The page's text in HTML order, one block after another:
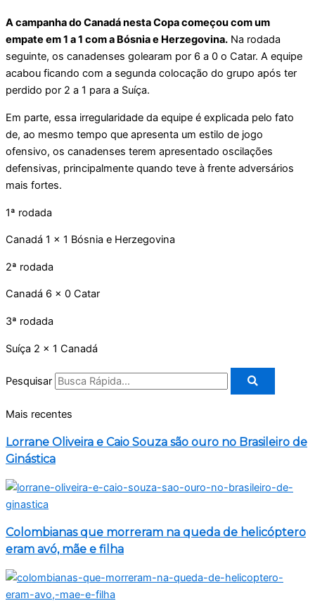
A campanha do Canadá nesta Copa começou com um
empate em 1 a 1 com a Bósnia e Herzegovina. Na rodada
seguinte, os canadenses golearam por 6 a 0 o Catar. A equipe
acabou ficando com a segunda colocação do grupo após ter
perdido por 2 a 1 para a Suíça.
Em parte, essa irregularidade da equipe é explicada pelo fato
de, ao mesmo tempo que apresenta um estilo de jogo
ofensivo, os canadenses terem apresentado oscilações
defensivas, principalmente quando teve à frente adversários
mais fortes.
1ª rodada
Canadá 1 x 1 Bósnia e Herzegovina
2ª rodada
Canadá 6 x 0 Catar
3ª rodada
Suíça 2 x 1 Canadá
Pesquisar
Mais recentes
Lorrane Oliveira e Caio Souza são ouro no Brasileiro de
Ginástica
Colombianas que morreram na queda de helicóptero
eram avó, mãe e filha